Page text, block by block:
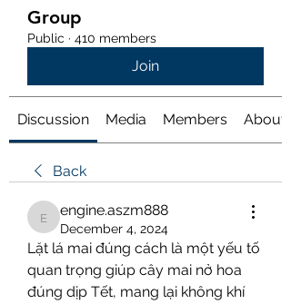
Group
Public · 410 members
Join
Discussion Media Members About
Back
engine.aszm888
engine.aszm888
December 4, 2024
Lặt lá mai đúng cách là một yếu tố
quan trọng giúp cây mai nở hoa
đúng dịp Tết, mang lại không khí